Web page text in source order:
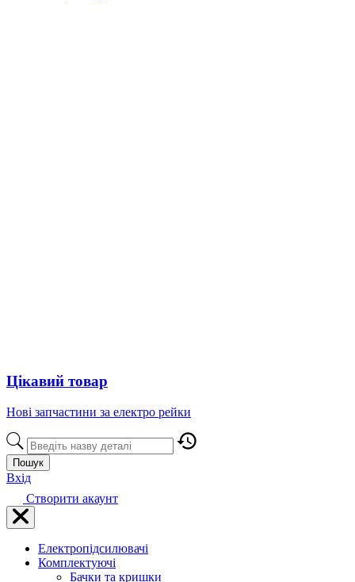
Цікавий товар
Нові запчастини за електро рейки
Пошук
Вхід
Створити акаунт
Електропідсилювачі
Комплектуючі
Бачки та кришки